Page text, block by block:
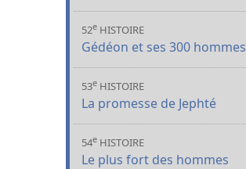
52e HISTOIRE
Gédéon et ses 300 hommes
53e HISTOIRE
La promesse de Jephté
54e HISTOIRE
Le plus fort des hommes